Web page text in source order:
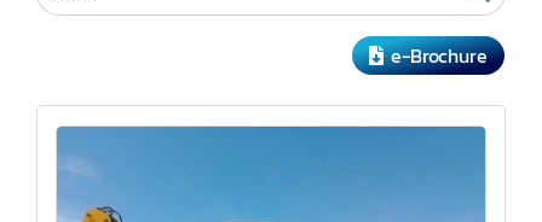
e-Brochure